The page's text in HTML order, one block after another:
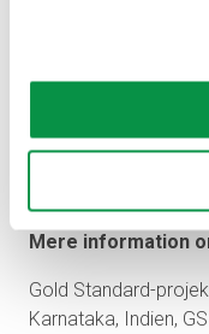
Yderligere
direktør Jukka
Mere information
Gold Standard-
Karnataka, Indien,